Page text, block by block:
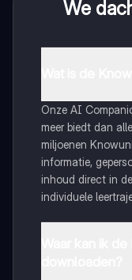
We
Onze AI
meer biedt dan
miljoenen
informatie,
inhoud direct in
individuele